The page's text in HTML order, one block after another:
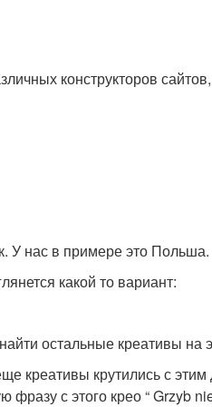
конструкторов
У нас в примере это Польша.
какой то вариант:
остальные креативы на
креативы крутились с
с этого крео “ Grzyb